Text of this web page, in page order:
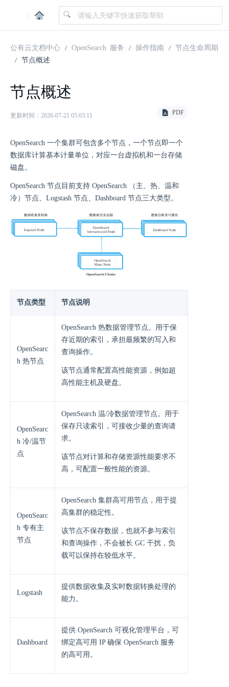
|
公有云文档中心 OpenSearch 服务 操作指南
节点生命周期
节点概述
节点概述
更新时间：2026-07-21 05:03:11 PDF
OpenSearch 一个集群可包含多个节点，一个节点即一个
数据库计算基本计量单位，对应一台虚拟机和一台存储
磁盘。
OpenSearch 节点目前支持 OpenSearch （主、热、温和
冷）节点、Logstash 节点、Dashboard 节点三大类型。
节点类型 节点说明
OpenSearc
h 热节点
OpenSearch 热数据管理节点。用于保
存近期的索引，承担最频繁的写入和
查询操作。
该节点通常配置高性能资源，例如超
高性能主机及硬盘。
OpenSearc
h 冷/温节
点
OpenSearch 温/冷数据管理节点。用于
保存只读索引，可接收少量的查询请
求。
该节点对计算和存储资源性能要求不
高，可配置一般性能的资源。
OpenSearc
h 专有主
节点
OpenSearch 集群高可用节点，用于提
高集群的稳定性。
该节点不保存数据，也就不参与索引
和查询操作，不会被长 GC 干扰，负
载可以保持在较低水平。
Logstash
提供数据收集及实时数据转换处理的
能力。
Dashboard
提供 OpenSearch 可视化管理平台，可
绑定高可用 IP 确保 OpenSearch 服务
的高可用。